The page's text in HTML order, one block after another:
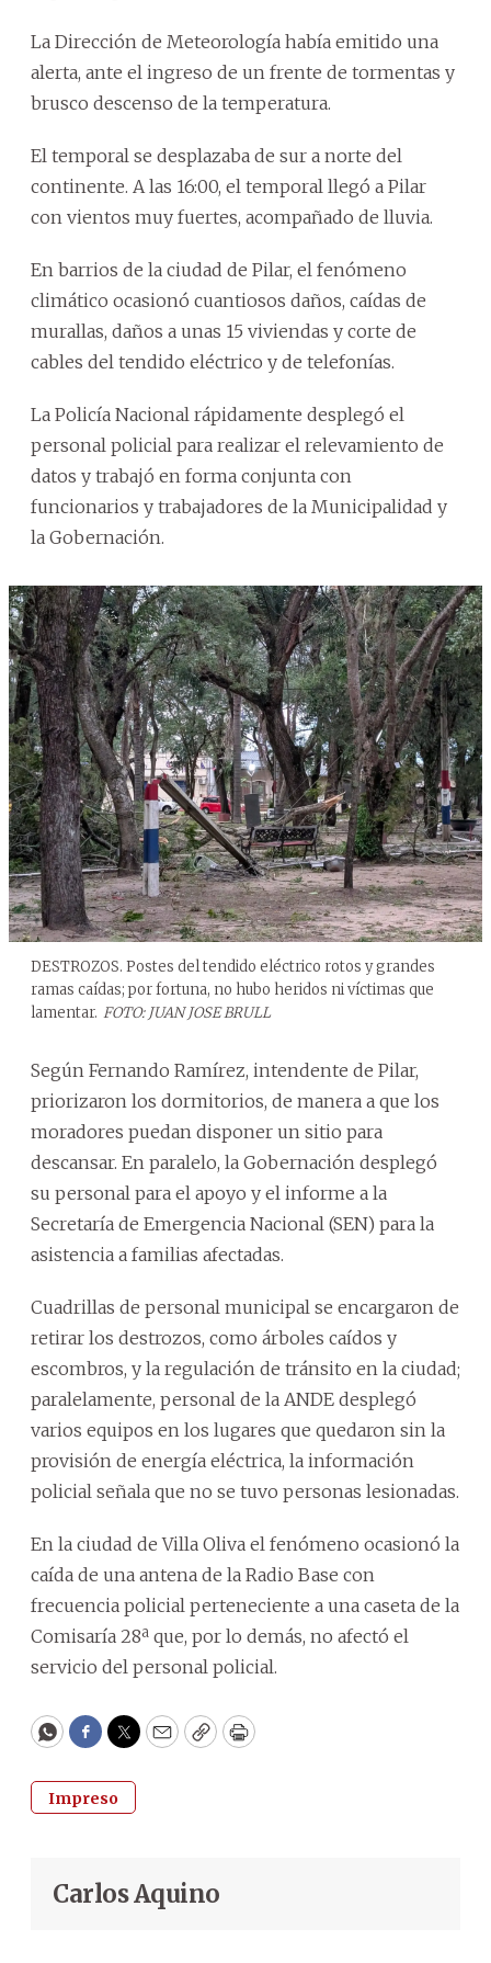
La Dirección de Meteorología había emitido una
alerta, ante el ingreso de un frente de tormentas y
brusco descenso de la temperatura.
El temporal se desplazaba de sur a norte del
continente. A las 16:00, el temporal llegó a Pilar
con vientos muy fuertes, acompañado de lluvia.
En barrios de la ciudad de Pilar, el fenómeno
climático ocasionó cuantiosos daños, caídas de
murallas, daños a unas 15 viviendas y corte de
cables del tendido eléctrico y de telefonías.
La Policía Nacional rápidamente desplegó el
personal policial para realizar el relevamiento de
datos y trabajó en forma conjunta con
funcionarios y trabajadores de la Municipalidad y
la Gobernación.
DESTROZOS. Postes del tendido eléctrico rotos y grandes
ramas caídas; por fortuna, no hubo heridos ni víctimas que
lamentar. FOTO: JUAN JOSE BRULL
Según Fernando Ramírez, intendente de Pilar,
priorizaron los dormitorios, de manera a que los
moradores puedan disponer un sitio para
descansar. En paralelo, la Gobernación desplegó
su personal para el apoyo y el informe a la
Secretaría de Emergencia Nacional (SEN) para la
asistencia a familias afectadas.
Cuadrillas de personal municipal se encargaron de
retirar los destrozos, como árboles caídos y
escombros, y la regulación de tránsito en la ciudad;
paralelamente, personal de la ANDE desplegó
varios equipos en los lugares que quedaron sin la
provisión de energía eléctrica, la información
policial señala que no se tuvo personas lesionadas.
En la ciudad de Villa Oliva el fenómeno ocasionó la
caída de una antena de la Radio Base con
frecuencia policial perteneciente a una caseta de la
Comisaría 28ª que, por lo demás, no afectó el
servicio del personal policial.
WhatsApp
Facebook
Twitter
EmailCopyPrint
Impreso
Carlos Aquino